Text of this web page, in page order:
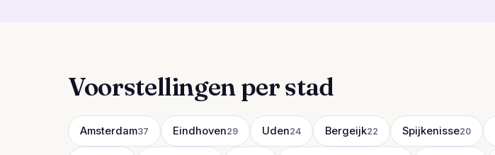
Voorstellingen per stad
Amsterdam37 Eindhoven29 Uden24 Bergeijk22 Spijkenisse20